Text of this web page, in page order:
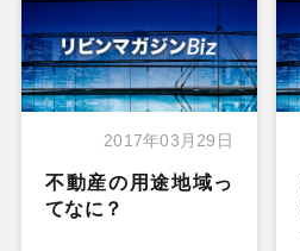
2017年03月29日
不動産の用途地域っ
てなに？